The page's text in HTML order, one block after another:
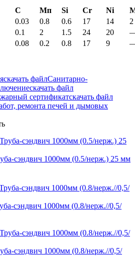
С Мп Si Cr Ni
0.03 0.8 0.6 17 14
2
0.1 2 1.5 24 20
0.08 0.2 0.8 17 9
скачать файлСанитарно-
скачать файл
сертификатскачать файл
ремонта печей и дымовых
сэндвич 1000мм (0.5/нерж.) 25 мм
сэндвич 1000мм (0.8/нерж.//0,5/
сэндвич 1000мм (0.8/нерж.//0,5/